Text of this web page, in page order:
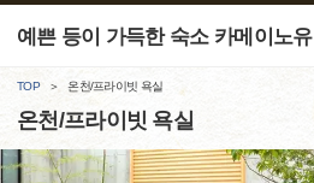
예쁜 등이 가득한 숙소 카메이노유
TOP 온천/프라이빗 욕실
온천/프라이빗 욕실